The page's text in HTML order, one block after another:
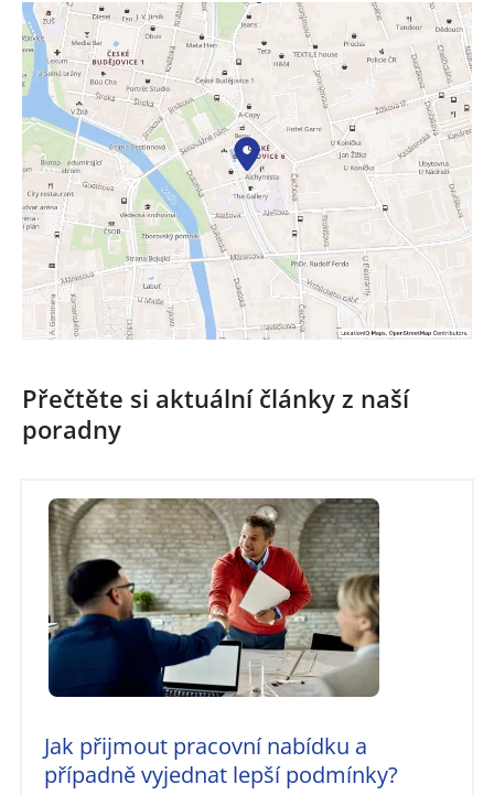
Přečtěte si aktuální články z naší
poradny
Jak přijmout pracovní nabídku a
případně vyjednat lepší podmínky?